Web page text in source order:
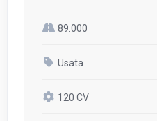
89.000
Usata
120 CV